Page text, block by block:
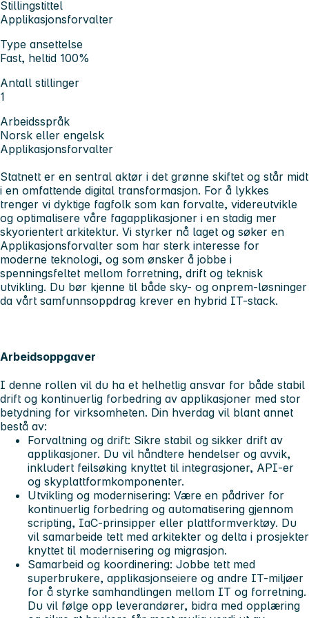
Stillingstittel
Applikasjonsforvalter
Type ansettelse
Fast, heltid 100%
Antall stillinger
1
Arbeidsspråk
Norsk eller engelsk
Applikasjonsforvalter
Statnett er en sentral aktør i det grønne skiftet og står midt
i en omfattende digital transformasjon. For å lykkes
trenger vi dyktige fagfolk som kan forvalte, videreutvikle
og optimalisere våre fagapplikasjoner i en stadig mer
skyorientert arkitektur. Vi styrker nå laget og søker en
Applikasjonsforvalter som har sterk interesse for
moderne teknologi, og som ønsker å jobbe i
spenningsfeltet mellom forretning, drift og teknisk
utvikling. Du bør kjenne til både sky- og onprem-løsninger
da vårt samfunnsoppdrag krever en hybrid IT-stack.
Arbeidsoppgaver
I denne rollen vil du ha et helhetlig ansvar for både stabil
drift og kontinuerlig forbedring av applikasjoner med stor
betydning for virksomheten. Din hverdag vil blant annet
bestå av:
Forvaltning og drift: Sikre stabil og sikker drift av
applikasjoner. Du vil håndtere hendelser og avvik,
inkludert feilsøking knyttet til integrasjoner, API-er
og skyplattformkomponenter.
Utvikling og modernisering: Være en pådriver for
kontinuerlig forbedring og automatisering gjennom
scripting, IaC-prinsipper eller plattformverktøy. Du
vil samarbeide tett med arkitekter og delta i prosjekter
knyttet til modernisering og migrasjon.
Samarbeid og koordinering: Jobbe tett med
superbrukere, applikasjonseiere og andre IT-miljøer
for å styrke samhandlingen mellom IT og forretning.
Du vil følge opp leverandører, bidra med opplæring